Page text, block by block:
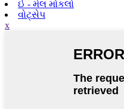
ઈ - મેલ મોકલો
વોટ્સેપ
x